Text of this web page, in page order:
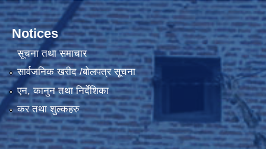
Notices
सूचना तथा समाचार
सार्वजनिक खरीद /बोलपत्र सूचना
एन, कानुन तथा निर्देशिका
कर तथा शुल्कहरु